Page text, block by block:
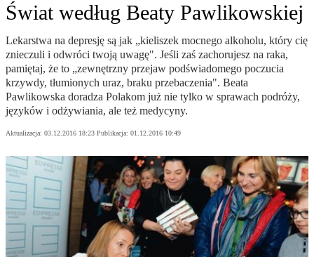
Świat według Beaty Pawlikowskiej
Lekarstwa na depresję są jak „kieliszek mocnego alkoholu, który cię
znieczuli i odwróci twoją uwagę". Jeśli zaś zachorujesz na raka,
pamiętaj, że to „zewnętrzny przejaw podświadomego poczucia
krzywdy, tłumionych uraz, braku przebaczenia". Beata
Pawlikowska doradza Polakom już nie tylko w sprawach podróży,
języków i odżywiania, ale też medycyny.
Aktualizacja: 03.12.2016 18:23 Publikacja: 01.12.2016 10:49